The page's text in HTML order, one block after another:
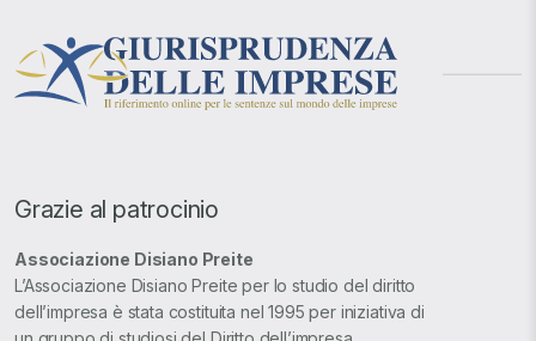
Grazie al patrocinio
Associazione Disiano Preite
L’Associazione Disiano Preite per lo studio del diritto
dell’impresa è stata costituita nel 1995 per iniziativa di